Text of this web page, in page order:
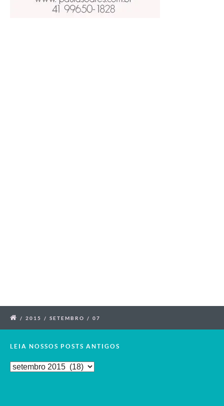
/ 2015 / SETEMBRO / 07
LEIA NOSSOS POSTS ANTIGOS
Leia